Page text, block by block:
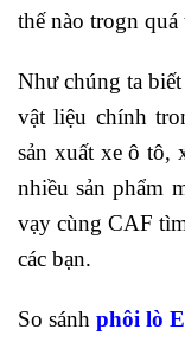
thế nào trogn quá
Như chúng ta
vật liệu chính
sản xuất xe ô tô,
nhiều sản phẩm
vạy cùng CAF
các bạn.
So sánh phôi lò